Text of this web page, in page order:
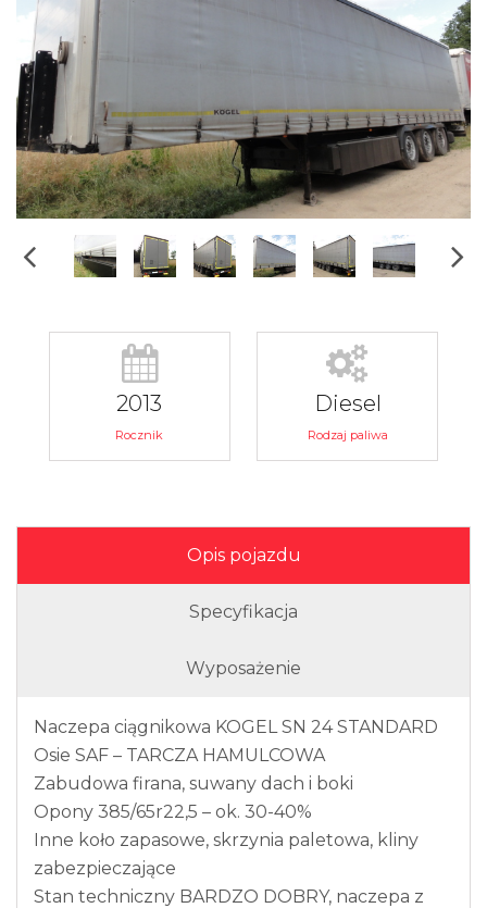
2013
Rocznik
Diesel
Rodzaj paliwa
Opis pojazdu
Specyfikacja
Wyposażenie
Naczepa ciągnikowa KOGEL SN 24 STANDARD
Osie SAF – TARCZA HAMULCOWA
Zabudowa firana, suwany dach i boki
Opony 385/65r22,5 – ok. 30-40%
Inne koło zapasowe, skrzynia paletowa, kliny
zabezpieczające
Stan techniczny BARDZO DOBRY, naczepa z